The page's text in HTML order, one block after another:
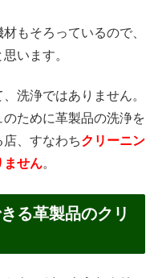
もそろっているので、
います。
洗浄ではありません。
ために革製品の洗浄を
、すなわちクリーニン
ません。
る革製品のクリ